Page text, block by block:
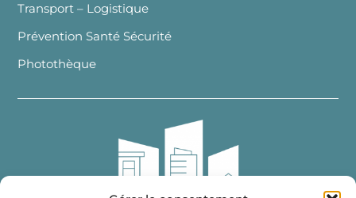
Transport – Logistique
Prévention Santé Sécurité
Photothèque